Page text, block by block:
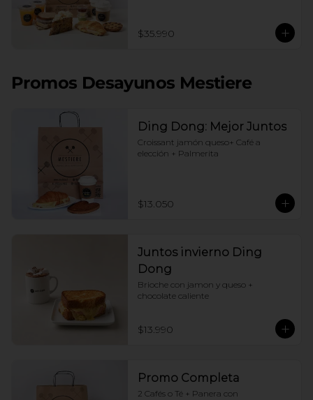
$35.990
Promos Desayunos Mestiere
Ding Dong: Mejor Juntos
Croissant jamón queso+ Café a
elección + Palmerita
$13.050
Juntos invierno Ding
Dong
Brioche con jamon y queso +
chocolate caliente
$13.990
Promo Completa
2 Cafés o Té + Panera con